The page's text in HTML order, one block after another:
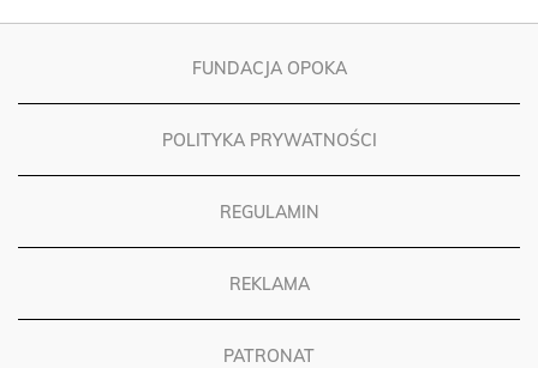
FUNDACJA OPOKA
POLITYKA PRYWATNOŚCI
REGULAMIN
REKLAMA
PATRONAT